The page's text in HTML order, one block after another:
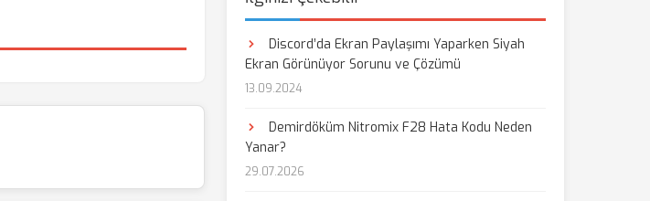
Discord’da Ekran Paylaşımı Yaparken Siyah
Ekran Görünüyor Sorunu ve Çözümü
13.09.2024
Demirdöküm Nitromix F28 Hata Kodu Neden
Yanar?
29.07.2026